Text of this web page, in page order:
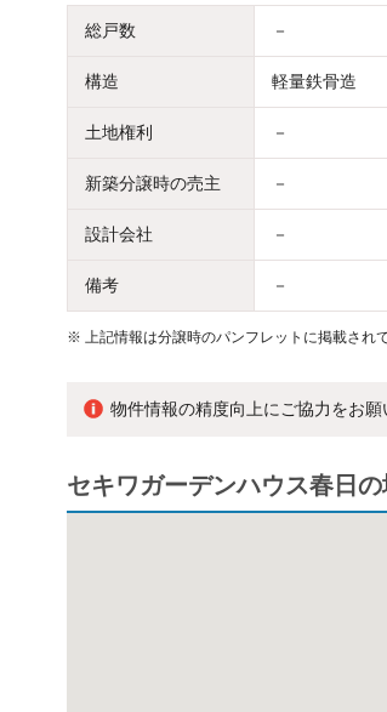
総戸数 －
構造 軽量鉄骨造
土地権利 －
新築分譲時の売主 －
設計会社 －
備考 －
※ 上記情報は分譲時のパンフレットに掲載され
物件情報の精度向上にご協力をお
セキワガーデンハウス春日